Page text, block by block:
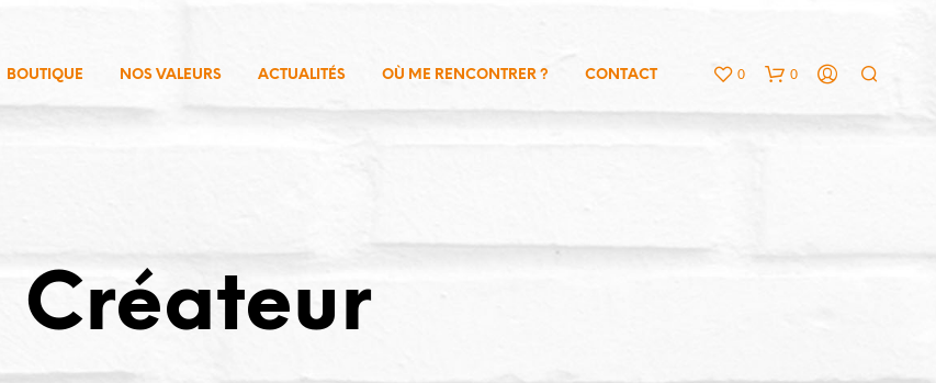
BOUTIQUE NOS VALEURS ACTUALITÉS OÙ ME RENCONTRER ? CONTACT 0 0
T
Créateur